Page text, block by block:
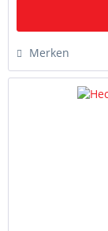
Merken